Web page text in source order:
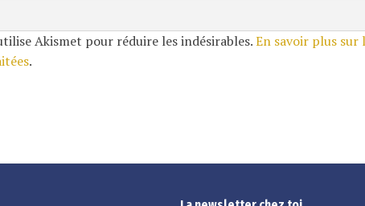
Akismet pour réduire les indésirables.En savoir plus sur
.